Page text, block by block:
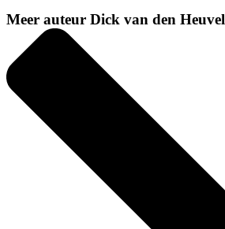
Meer auteur Dick van den Heuvel